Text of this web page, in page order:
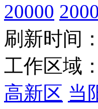
20000
刷新时间：
工作区域：
高新区 当